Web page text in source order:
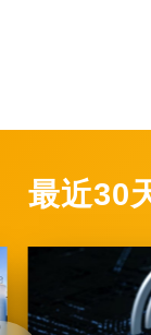
最近30